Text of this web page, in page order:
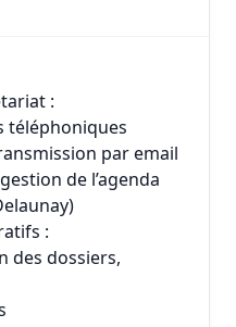
:
téléphoniques
par email
de l’agenda
:
des dossiers,